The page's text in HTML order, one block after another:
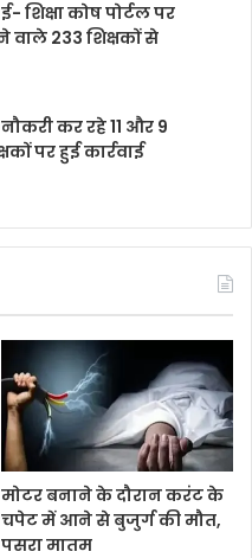
शिक्षा कोष पोर्टल पर
वाले 233 शिक्षकों से
कर रहे 11 और 9
पर हुई कार्रवाई
मोटर बनाने के दौरान करंट के
चपेट में आने से बुजुर्ग की मौत,
पसरा मातम